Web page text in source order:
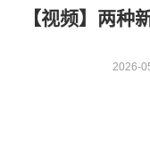
【视频】两种
2026-